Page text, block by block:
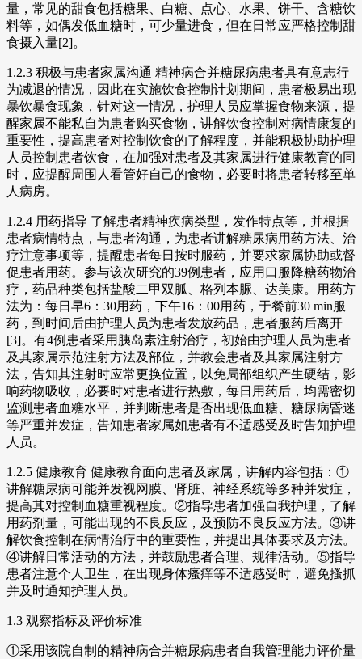
量，常见的甜食包括糖果、白糖、点心、水果、饼干、含糖饮
料等，如偶发低血糖时，可少量进食，但在日常应严格控制甜
食摄入量[2]。
1.2.3 积极与患者家属沟通 精神病合并糖尿病患者具有意志行
为减退的情况，因此在实施饮食控制计划期间，患者极易出现
暴饮暴食现象，针对这一情况，护理人员应掌握食物来源，提
醒家属不能私自为患者购买食物，讲解饮食控制对病情康复的
重要性，提高患者对控制饮食的了解程度，并能积极协助护理
人员控制患者饮食，在加强对患者及其家属进行健康教育的同
时，应提醒周围人看管好自己的食物，必要时将患者转移至单
人病房。
1.2.4 用药指导 了解患者精神疾病类型，发作特点等，并根据
患者病情特点，与患者沟通，为患者讲解糖尿病用药方法、治
疗注意事项等，提醒患者每日按时服药，并要求家属协助或督
促患者用药。参与该次研究的39例患者，应用口服降糖药物治
疗，药品种类包括盐酸二甲双胍、格列本脲、达美康。用药方
法为：每日早6：30用药，下午16：00用药，于餐前30 min服
药，到时间后由护理人员为患者发放药品，患者服药后离开
[3]。有4例患者采用胰岛素注射治疗，初始由护理人员为患者
及其家属示范注射方法及部位，并教会患者及其家属注射方
法，告知其注射时应常更换位置，以免局部组织产生硬结，影
响药物吸收，必要时对患者进行热敷，每日用药后，均需密切
监测患者血糖水平，并判断患者是否出现低血糖、糖尿病昏迷
等严重并发症，告知患者家属如患者有不适感受及时告知护理
人员。
1.2.5 健康教育 健康教育面向患者及家属，讲解内容包括：①
讲解糖尿病可能并发视网膜、肾脏、神经系统等多种并发症，
提高其对控制血糖重视程度。②指导患者加强自我护理，了解
用药剂量，可能出现的不良反应，及预防不良反应方法。③讲
解饮食控制在病情治疗中的重要性，并提出具体要求及方法。
④讲解日常活动的方法，并鼓励患者合理、规律活动。⑤指导
患者注意个人卫生，在出现身体瘙痒等不适感受时，避免搔抓
并及时通知护理人员。
1.3 观察指标及评价标准
①采用该院自制的精神病合并糖尿病患者自我管理能力评价量